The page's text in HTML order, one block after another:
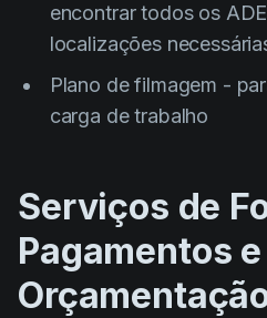
encontrar todos os
localizações
Plano de filmagem -
carga de trabalho
Serviços de
Pagamentos e